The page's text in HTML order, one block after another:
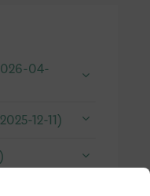
04-
12-11)